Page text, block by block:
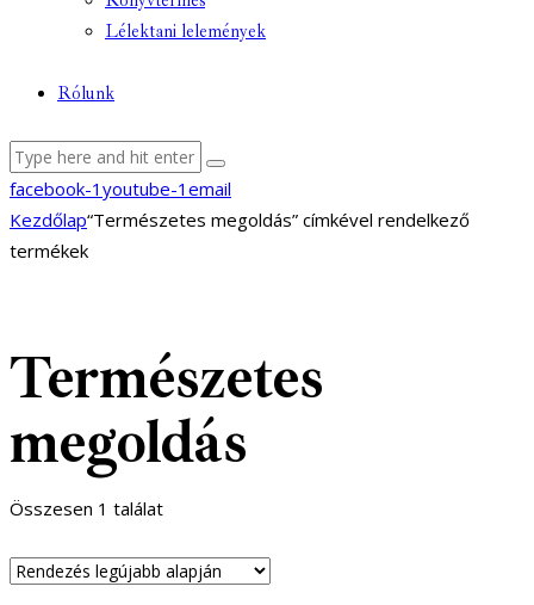
Lélektani lelemények
Rólunk
facebook-1 youtube-1 email
Kezdőlap“Természetes megoldás” címkével rendelkező
termékek
Természetes
megoldás
Összesen 1 találat